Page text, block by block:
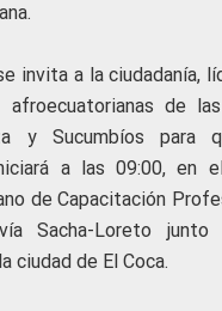
invita a la ciudadanía,
afroecuatorianas de
y Sucumbíos para
a las 09:00, en
de Capacitación
Sacha-Loreto
ciudad de El Coca.